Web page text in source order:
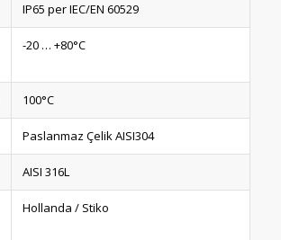
IP65 per IEC/EN 60529
-20 … +80°C
100°C
Paslanmaz Çelik AISI304
AISI 316L
Hollanda / Stiko